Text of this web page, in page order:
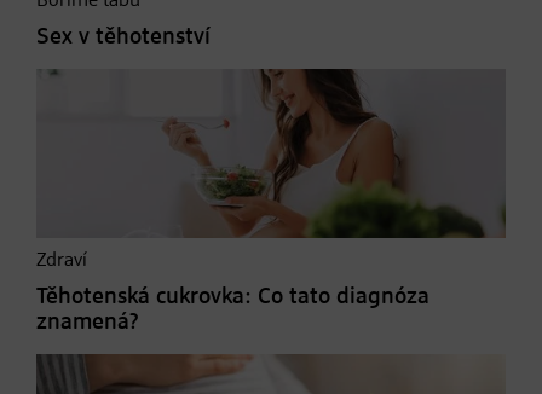
Sex v těhotenství
Zdraví
Těhotenská cukrovka: Co tato diagnóza
znamená?